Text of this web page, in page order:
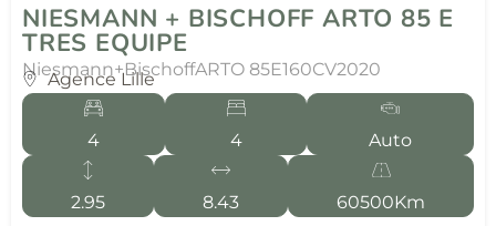
NIESMANN + BISCHOFF ARTO 85 E
TRES EQUIPE
Niesmann+BischoffARTO 85E160CV2020
Agence Lille
4 4 Auto
2.95 8.43 60500Km